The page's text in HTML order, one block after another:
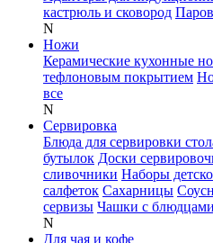
кастрюль и сковород
N
Ножи
Керамические кухонные
тефлоновым покрытием
все
N
Сервировка
Блюда для сервировки
бутылок Доски
сливочники Наборы
салфеток Сахарницы
сервизы Чашки с блюдцами
N
Для чая и кофе